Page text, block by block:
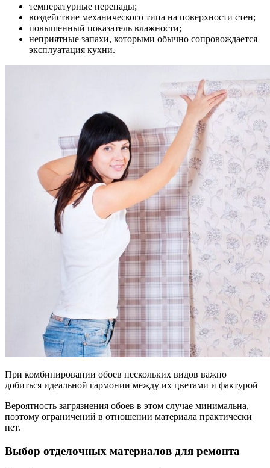
температурные перепады;
воздействие механического типа на поверхности стен;
повышенный показатель влажности;
неприятные запахи, которыми обычно сопровождается
эксплуатация кухни.
При комбинировании обоев нескольких видов важно
добиться идеальной гармонии между их цветами и фактурой
Вероятность загрязнения обоев в этом случае минимальна,
поэтому ограничений в отношении материала практически
нет.
Выбор отделочных материалов для ремонта